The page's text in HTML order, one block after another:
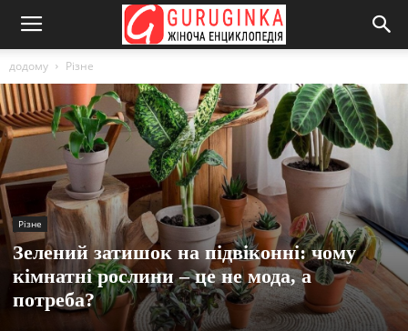
додому Різне
Різне
Зелений затишок на підвіконні: чому
кімнатні рослини – це не мода, а
потреба?